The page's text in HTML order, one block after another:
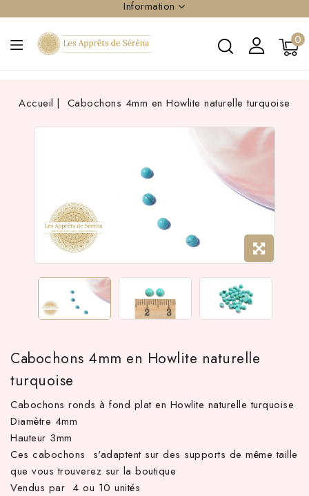
Information
0
d'achat hors frais de port en France métropolitaine ! À
Accueil Cabochons 4mm en Howlite naturelle turquoise
Cabochons 4mm en Howlite naturelle
turquoise
Cabochons ronds à fond plat en Howlite naturelle turquoise
Diamètre 4mm
Hauteur 3mm
Ces cabochons s'adaptent sur des supports de même taille
que vous trouverez sur la boutique
Vendus par 4 ou 10 unités